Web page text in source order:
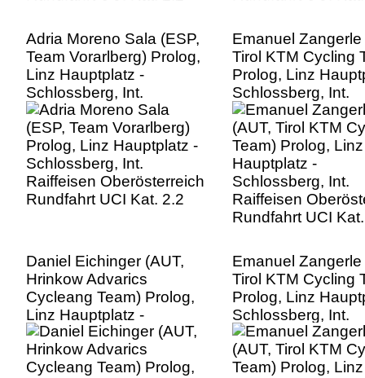
Adria Moreno Sala (ESP,
Team Vorarlberg) Prolog,
Linz Hauptplatz -
Schlossberg, Int.
Raiffeisen Oberösterreich
Rundfahrt UCI Kat. 2.2
Emanuel Zangerle
Tirol KTM Cycling
Prolog, Linz
Schlossberg, Int.
Raiffeisen
Rundfahrt UCI
Daniel Eichinger (AUT,
Hrinkow Advarics
Cycleang Team) Prolog,
Linz Hauptplatz -
Schlossberg, Int.
Raiffeisen Oberösterreich
Rundfahrt UCI Kat. 2.2
Emanuel Zangerle
Tirol KTM Cycling
Prolog, Linz
Schlossberg, Int.
Raiffeisen
Rundfahrt UCI